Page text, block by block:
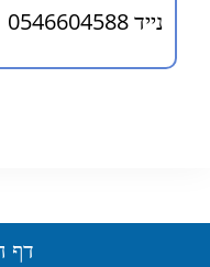
נייד 0546604588
דף